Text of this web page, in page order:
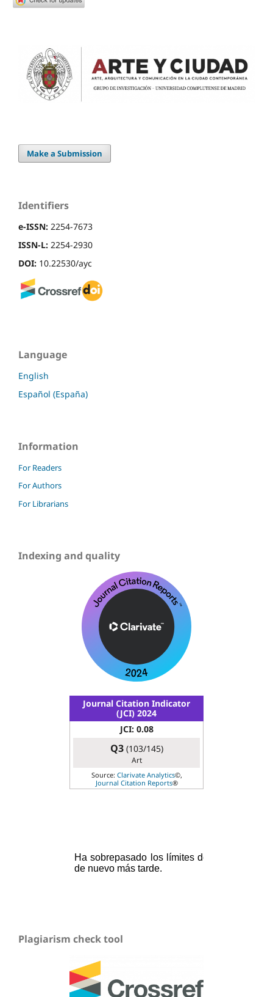
Make a Submission
Identifiers
e-ISSN: 2254-7673
ISSN-L: 2254-2930
DOI: 10.22530/ayc
Language
English
Español (España)
Information
For Readers
For Authors
For Librarians
Indexing and quality
Journal Citation Indicator
(JCI) 2024
JCI: 0.08
Q3(103/145)
Art
Source: Clarivate Analytics©,
Journal Citation Reports®
Plagiarism check tool